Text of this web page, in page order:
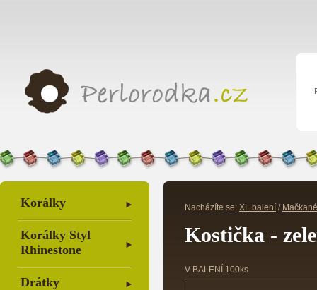
Korálky
Korálky Styl
Rhinestone
Drátky
Nacházíte se: XL balení /
Kostička -
V BALENÍ 100ks